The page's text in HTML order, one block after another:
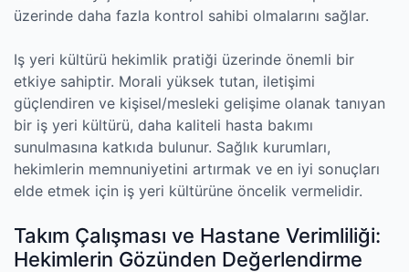
üzerinde daha fazla kontrol sahibi olmalarını sağlar.
Iş yeri kültürü hekimlik pratiği üzerinde önemli bir
etkiye sahiptir. Morali yüksek tutan, iletişimi
güçlendiren ve kişisel/mesleki gelişime olanak tanıyan
bir iş yeri kültürü, daha kaliteli hasta bakımı
sunulmasına katkıda bulunur. Sağlık kurumları,
hekimlerin memnuniyetini artırmak ve en iyi sonuçları
elde etmek için iş yeri kültürüne öncelik vermelidir.
Takım Çalışması ve Hastane Verimliliği:
Hekimlerin Gözünden Değerlendirme